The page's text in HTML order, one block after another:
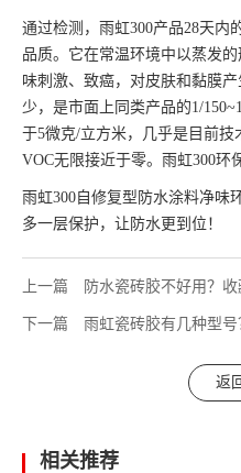
通过检测，雨虹300产品28天内
品质。它在常温环境中以蒸发
味刺激、致癌，对皮肤和黏膜
少，是市面上同类产品的1/
于5微克/立方米，几乎是目前
VOC无限接近于零。雨虹300环
雨虹300自修复型防水涂料净味
多一层保护，让防水更到位！
上一篇 防水瓷砖胶不好用？
下一篇 雨虹瓷砖胶有几种型号
返
相关推荐